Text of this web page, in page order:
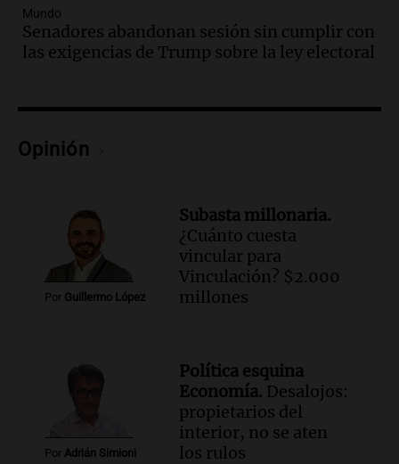
Episodios
Audio. El alfajor argentino busca a sus
nuevos campeones en una competencia
Episodios
Audio.
intensas y su legado en la revolución
Episodios
Audio.El Ensamble Municipal de Música
Ciudadana de Córdoba deleitó a los
oyentes de la radio a puro tango
Marcelo Lamberti (Rosario Central 2 - 1
Aldosivi)
Episodios
Mundo
Senadores abandonan sesión sin cumplir con
las exigencias de Trump sobre la ley electoral
Opinión
Por Guillermo López
Subasta millonaria.
¿Cuánto cuesta
vincular para
Vinculación? $2.000
millones
Por Adrián Simioni
Política esquina
Economía. Desalojos:
propietarios del
interior, no se aten
los rulos